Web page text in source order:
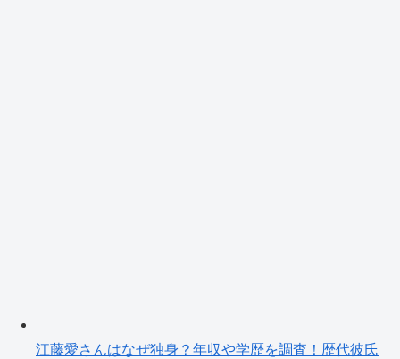
江藤愛さんはなぜ独身？年収や学歴を調査！歴代彼氏